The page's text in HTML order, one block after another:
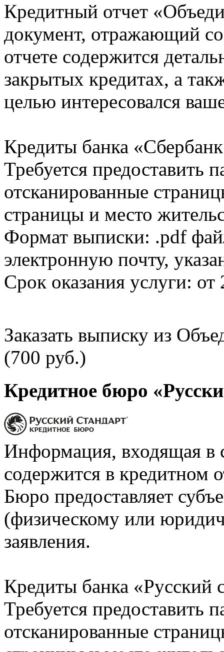
Кредитный отчет
документ, отражающий
отчете содержится
закрытых кредитах, а
целью интересовался
Кредиты банка
Требуется предоставить
отсканированные
страницы и место
Формат выписки: .pdf
электронную почту,
Срок оказания услуги: от
Заказать выписку из
(700 руб.)
Кредитное бюро
Информация, входящая в
содержится в кредитном
Бюро предоставляет
(физическому или
заявления.
Кредиты банка «Русский
Требуется предоставить
отсканированные